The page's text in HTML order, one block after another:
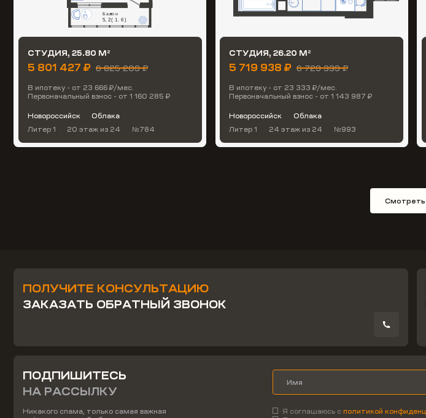
СТУДИЯ, 25.80 М 2
5 801 427 ₽ 6 825 209 ₽
В ипотеку - от 23 666 ₽/мес.
Первоначальный взнос - от 1 160 285 ₽
Новороссийск
Облака
Литер 1
20 этаж из 24 №784
СТУДИЯ, 26.20 М 2
5 719 938 ₽ 6 729 339 ₽
В ипотеку - от 23 333 ₽/мес.
Первоначальный взнос - от 1 143 987 ₽
Новороссийск
Облака
Литер 1
24 этаж из 24 №993
Смотреть
ПОЛУЧИТЕ КОНСУЛЬТАЦИЮ
ЗАКАЗАТЬ ОБРАТНЫЙ ЗВОНОК
ПОДПИШИТЕСЬ
НА РАССЫЛКУ
Никакого спама, только самая важная
Я соглашаюсь сполитикой